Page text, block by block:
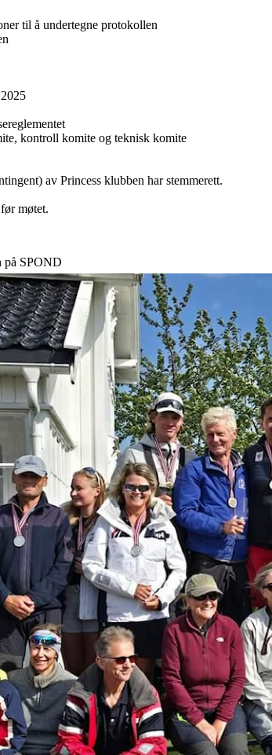
til å undertegne protokollen
kontroll komite og teknisk komite
av Princess klubben har stemmerett.
møtet.
på SPOND